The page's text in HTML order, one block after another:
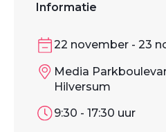
Informatie
22 november - 23
Media
Hilversum
9:30 - 17:30 uur